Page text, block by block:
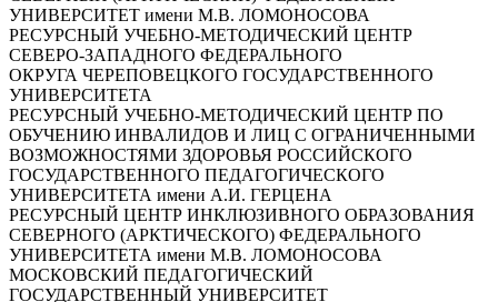
УНИВЕРСИТЕТ имени М.В. ЛОМОНОСОВА
РЕСУРСНЫЙ УЧЕБНО-МЕТОДИЧЕСКИЙ ЦЕНТР
СЕВЕРО-ЗАПАДНОГО ФЕДЕРАЛЬНОГО
ОКРУГА ЧЕРЕПОВЕЦКОГО ГОСУДАРСТВЕННОГО
УНИВЕРСИТЕТА
РЕСУРСНЫЙ УЧЕБНО-МЕТОДИЧЕСКИЙ ЦЕНТР ПО
ОБУЧЕНИЮ ИНВАЛИДОВ И ЛИЦ С ОГРАНИЧЕННЫМИ
ВОЗМОЖНОСТЯМИ ЗДОРОВЬЯ РОССИЙСКОГО
ГОСУДАРСТВЕННОГО ПЕДАГОГИЧЕСКОГО
УНИВЕРСИТЕТА имени А.И. ГЕРЦЕНА
РЕСУРСНЫЙ ЦЕНТР ИНКЛЮЗИВНОГО ОБРАЗОВАНИЯ
СЕВЕРНОГО (АРКТИЧЕСКОГО) ФЕДЕРАЛЬНОГО
УНИВЕРСИТЕТА имени М.В. ЛОМОНОСОВА
МОСКОВСКИЙ ПЕДАГОГИЧЕСКИЙ
ГОСУДАРСТВЕННЫЙ УНИВЕРСИТЕТ